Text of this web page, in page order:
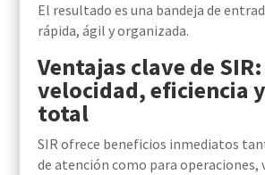
El resultado es una bandeja de
rápida, ágil y organizada.
Ventajas clave de SIR:
velocidad, eficiencia
total
SIR ofrece beneficios inmediatos
de atención como para operaciones,